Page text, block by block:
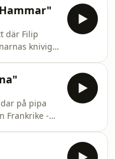
podd vid
Filip
från
försöker
känslorna
runt
där Filip
kniviga
på pipa
Frankrike -
av sin